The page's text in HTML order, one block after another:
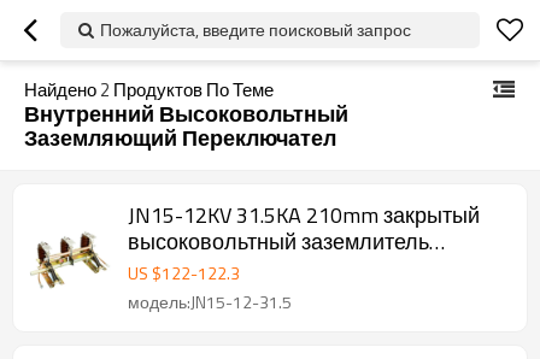
Пожалуйста, введите поисковый запрос
Найдено2 Продуктов По Теме
Внутренний Высоковольтный
Заземляющий Переключател
JN15-12KV 31.5KA 210mm закрытый
высоковольтный заземлитель
переменного тока для
распределительного устройства от
JUCRO Electric
US $122-122.3
модель:JN15-12-31.5